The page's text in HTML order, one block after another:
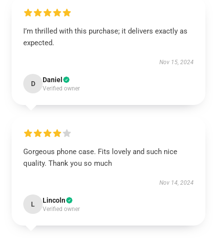
I’m thrilled with this purchase; it delivers exactly as
expected.
Nov 15, 2024
D Daniel
Verified owner
Gorgeous phone case. Fits lovely and such nice
quality. Thank you so much
Nov 14, 2024
L Lincoln
Verified owner